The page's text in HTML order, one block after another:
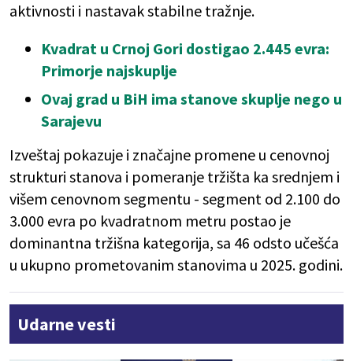
aktivnosti i nastavak stabilne tražnje.
Kvadrat u Crnoj Gori dostigao 2.445 evra:
Primorje najskuplje
Ovaj grad u BiH ima stanove skuplje nego u
Sarajevu
Izveštaj pokazuje i značajne promene u cenovnoj
strukturi stanova i pomeranje tržišta ka srednjem i
višem cenovnom segmentu - segment od 2.100 do
3.000 evra po kvadratnom metru postao je
dominantna tržišna kategorija, sa 46 odsto učešća
u ukupno prometovanim stanovima u 2025. godini.
Udarne vesti